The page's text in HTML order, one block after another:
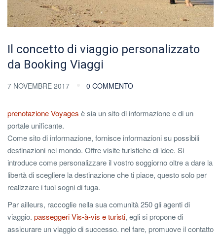
Il concetto di viaggio personalizzato
da Booking Viaggi
7 NOVEMBRE 2017 0 COMMENTO
prenotazione Voyages è sia un sito di informazione e di un
portale unificante.
Come sito di informazione, fornisce informazioni su possibili
destinazioni nel mondo. Offre visite turistiche di idee. Si
introduce come personalizzare il vostro soggiorno oltre a dare la
libertà di scegliere la destinazione che ti piace, questo solo per
realizzare i tuoi sogni di fuga.
Par ailleurs, raccoglie nella sua comunità 250 gli agenti di
viaggio. passeggeri Vis-à-vis e turisti, egli si propone di
assicurare un viaggio di successo. nel fare, promuove il contatto